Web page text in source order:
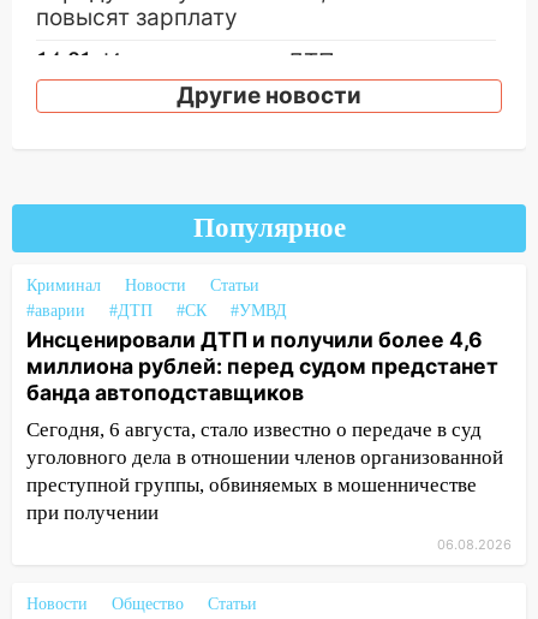
повысят зарплату
14:01
Инсценировали ДТП и получили
более 4,6 миллиона рублей: перед
судом предстанет банда
В суде защитили репутацию
мужчины, которого необоснованно
обвиняли в жестоком обращении с
животными
12:28 Миллион на «льготниках»: в
Ульяновской области перевозчик
провернул хитрую схему с чужими
проездными
12:10 Ульяновский алиментщик накопил
120 тысяч долга
области
Другие новости
Популярное
Криминал Новости
Статьи
#аварии
#ДТП #СК #УМВД
Инсценировали ДТП и получили более 4,6
миллиона рублей: перед судом предстанет
банда автоподставщиков
Сегодня, 6 августа, стало известно о передаче в суд
уголовного дела в отношении членов организованной
преступной группы, обвиняемых в мошенничестве
при получении
06.08.2026
Новости Общество
Статьи